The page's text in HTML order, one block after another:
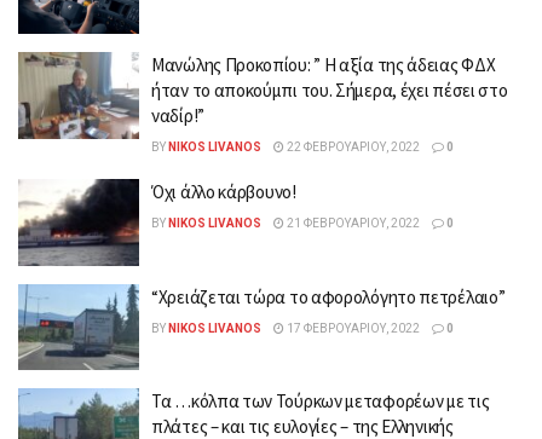
Μανώλης Προκοπίου: ” H αξία της άδειας ΦΔΧ
ήταν το αποκούμπι του. Σήμερα, έχει πέσει στο
ναδίρ!”
BY NIKOS LIVANOS 22 ΦΕΒΡΟΥΑΡΊΟΥ, 2022 0
Όχι άλλο κάρβουνο!
BY NIKOS LIVANOS 21 ΦΕΒΡΟΥΑΡΊΟΥ, 2022 0
“Χρειάζεται τώρα το αφορολόγητο πετρέλαιο”
BY NIKOS LIVANOS 17 ΦΕΒΡΟΥΑΡΊΟΥ, 2022 0
Τα …κόλπα των Τούρκων μεταφορέων με τις
πλάτες – και τις ευλογίες – της Ελληνικής